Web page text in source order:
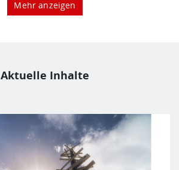
Mehr anzeigen
Aktuelle Inhalte